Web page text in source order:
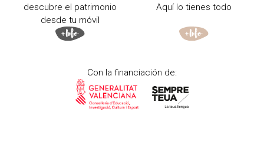
descubre el patrimonio
desde tu móvil
Aquí lo tienes todo
Con la financiación de: